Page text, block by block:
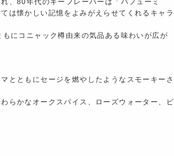
、80年代のキーフレーバーは「パフューミ
は懐かしい記憶をよみがえらせてくれるキャラ
にコニャック樽由来の気品ある味わいが広が
とともにセージを燃やしたようなスモーキーさ
らかなオークスパイス、ローズウォーター、ピ